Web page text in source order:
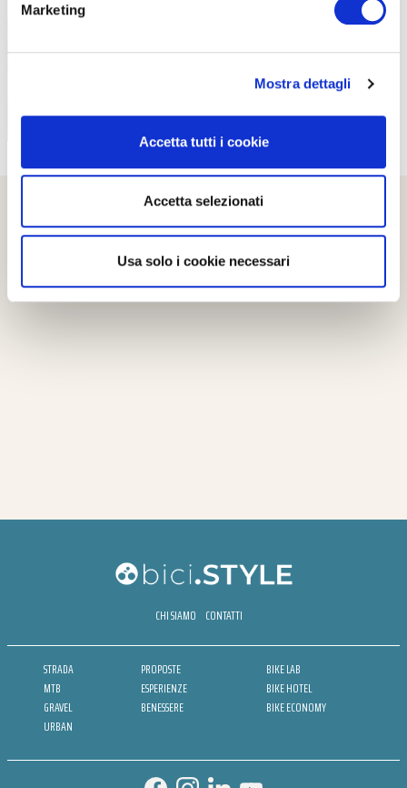
Marketing
Mostra dettagli
Accetta tutti i cookie
Accetta selezionati
Usa solo i cookie necessari
CHI SIAMO CONTATTI
STRADA
MTB
GRAVEL
URBAN
PROPOSTE
ESPERIENZE
BENESSERE
BIKE LAB
BIKE HOTEL
BIKE ECONOMY